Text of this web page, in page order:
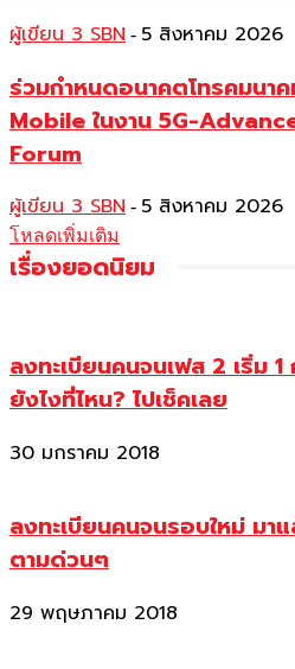
ผู้เขียน 3 SBN - 5 สิงหาคม 2026
ร่วมกำหนดอนาคตโทรคมนา
Mobile ในงาน 5G-
Forum
ผู้เขียน 3 SBN - 5 สิงหาคม 2026
โหลดเพิ่มเติม
เรื่องยอดนิยม
ลงทะเบียนคนจนเฟส 2 เริ่ม
ยังไงที่ไหน? ไปเช็คเลย
30 มกราคม 2018
ลงทะเบียนคนจนรอบใหม่ มา
ตามด่วนๆ
29 พฤษภาคม 2018